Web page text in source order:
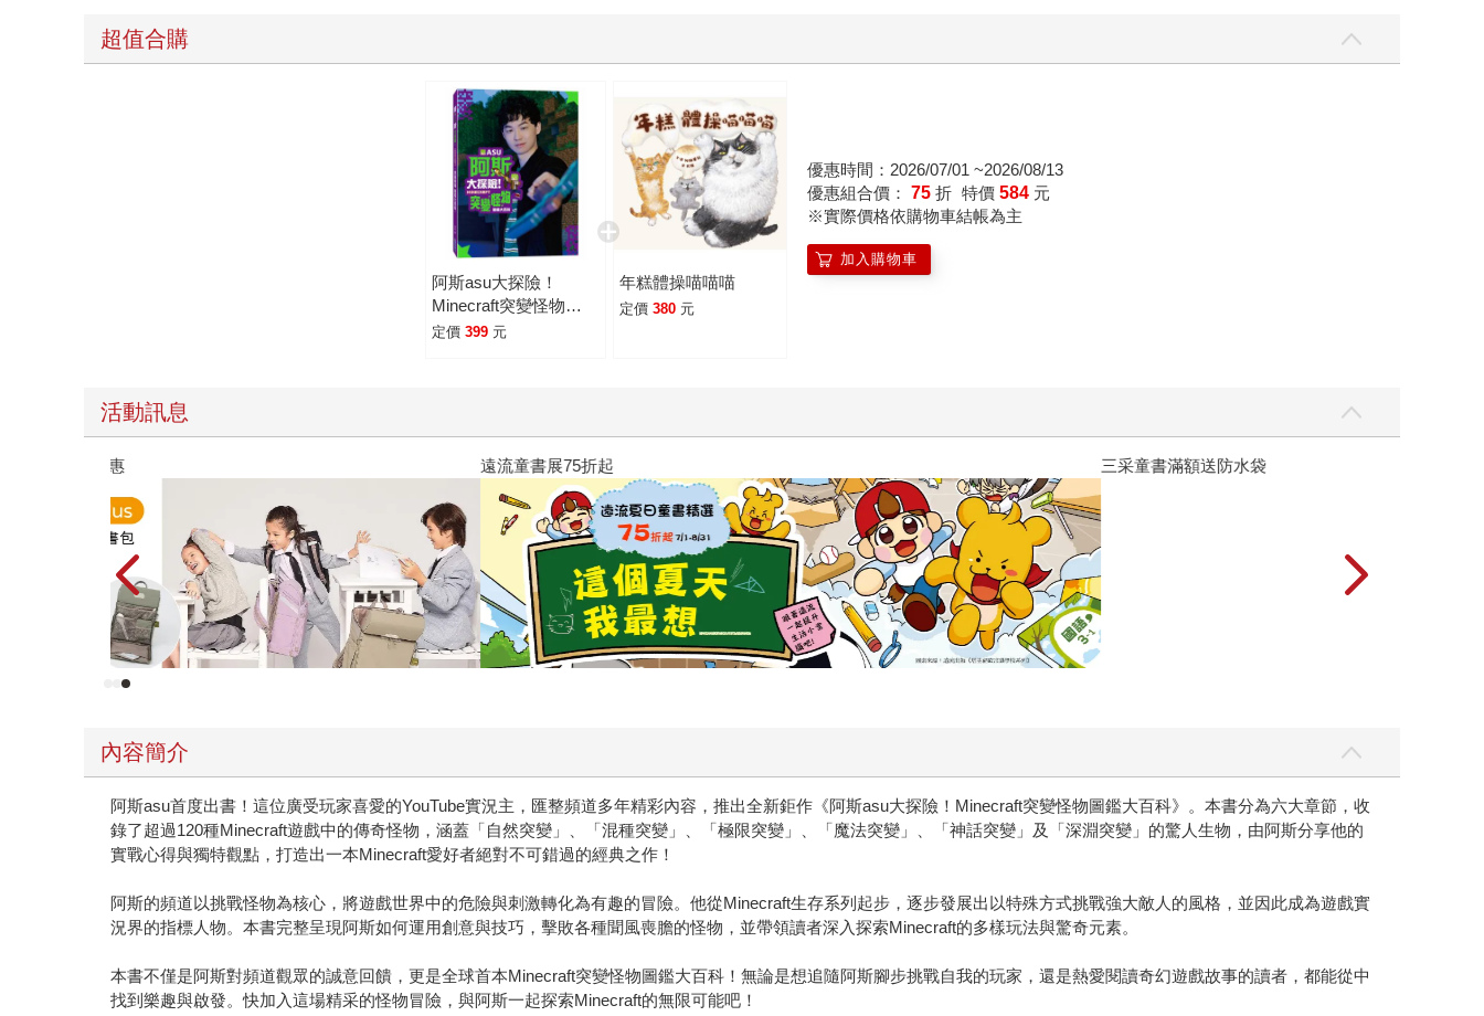
超值合購
阿斯asu大探險！
Minecraft突變怪物圖
鑑大百科
定價 399 元
年糕體操喵喵喵
定價 380 元
優惠時間：2026/07/01 ~2026/08/13
優惠組合價： 75 折 特價 584 元
※實際價格依購物車結帳為主
加入購物車
活動訊息
遠流童書展75折起
內容簡介
阿斯asu首度出書！這位廣受玩家喜愛的YouTube實況主，匯整頻道多年精彩內容，推出全新鉅作《阿斯asu大探險！Minecraft突變怪物圖鑑大百科》。本書分為六大章節，收
錄了超過120種Minecraft遊戲中的傳奇怪物，涵蓋「自然突變」、「混種突變」、「極限突變」、「魔法突變」、「神話突變」及「深淵突變」的驚人生物，由阿斯分享他的
實戰心得與獨特觀點，打造出一本Minecraft愛好者絕對不可錯過的經典之作！
阿斯的頻道以挑戰怪物為核心，將遊戲世界中的危險與刺激轉化為有趣的冒險。他從Minecraft生存系列起步，逐步發展出以特殊方式挑戰強大敵人的風格，並因此成為遊戲實
況界的指標人物。本書完整呈現阿斯如何運用創意與技巧，擊敗各種聞風喪膽的怪物，並帶領讀者深入探索Minecraft的多樣玩法與驚奇元素。
本書不僅是阿斯對頻道觀眾的誠意回饋，更是全球首本Minecraft突變怪物圖鑑大百科！無論是想追隨阿斯腳步挑戰自我的玩家，還是熱愛閱讀奇幻遊戲故事的讀者，都能從中
找到樂趣與啟發。快加入這場精采的怪物冒險，與阿斯一起探索Minecraft的無限可能吧！